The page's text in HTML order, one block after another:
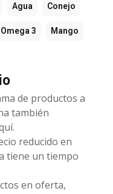
Agua Conejo
Omega 3 Mango
de productos a
también
reducido en
tiene un tiempo
en oferta,